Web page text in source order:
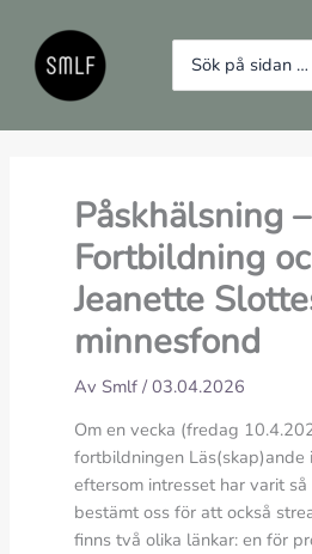
innehåll
Search
for:
Påskhälsning –
Fortbildning
Jeanette
minnesfond
AvSmlf/03.04.2026
Om en vecka (fredag
fortbildningen Läs(skap)ande
eftersom intresset har varit
bestämt oss för att också
finns två olika länkar: en för